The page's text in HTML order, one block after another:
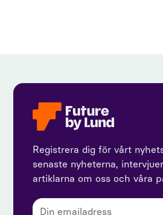
Registrera dig för vårt
senaste nyheterna,
artiklarna om oss och våra